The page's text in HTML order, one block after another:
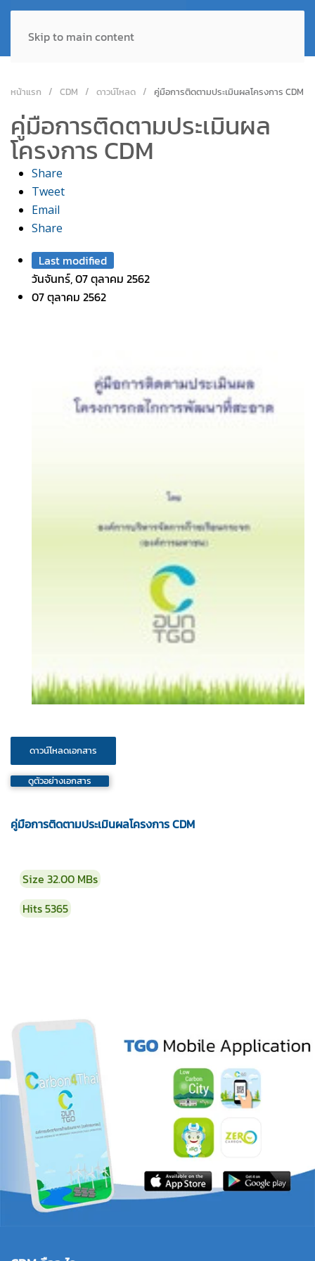
Skip to main content
หน้าแรก CDM ดาวน์โหลด คู่มือการติดตามประเมินผลโครงการ CDM
คู่มือการติดตามประเมินผล
โครงการ CDM
Share
Tweet
Email
Share
Last modified
วันจันทร์, 07 ตุลาคม 2562
07 ตุลาคม 2562
ดูตัวอย่างเอกสาร
คู่มือการติดตามประเมินผลโครงการ CDM
Size 32.00 MBs
Hits5365